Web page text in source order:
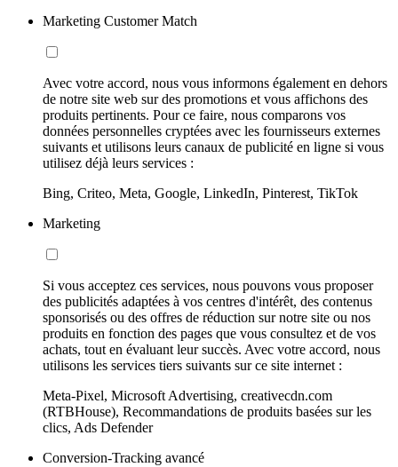
Marketing Customer Match
Avec votre accord, nous vous informons également en dehors
de notre site web sur des promotions et vous affichons des
produits pertinents. Pour ce faire, nous comparons vos
données personnelles cryptées avec les fournisseurs externes
suivants et utilisons leurs canaux de publicité en ligne si vous
utilisez déjà leurs services :
Bing, Criteo, Meta, Google, LinkedIn, Pinterest, TikTok
Marketing
Si vous acceptez ces services, nous pouvons vous proposer
des publicités adaptées à vos centres d'intérêt, des contenus
sponsorisés ou des offres de réduction sur notre site ou nos
produits en fonction des pages que vous consultez et de vos
achats, tout en évaluant leur succès. Avec votre accord, nous
utilisons les services tiers suivants sur ce site internet :
Meta-Pixel, Microsoft Advertising, creativecdn.com
(RTBHouse), Recommandations de produits basées sur les
clics, Ads Defender
Conversion-Tracking avancé